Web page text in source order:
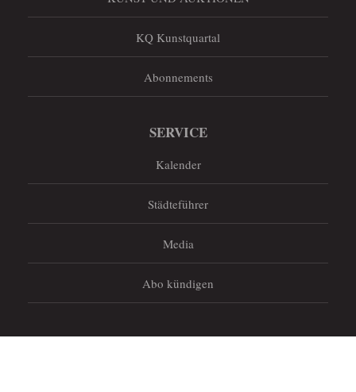
KQ Kunstquartal
Abonnements
SERVICE
Kalender
Städteführer
Media
Abo kündigen